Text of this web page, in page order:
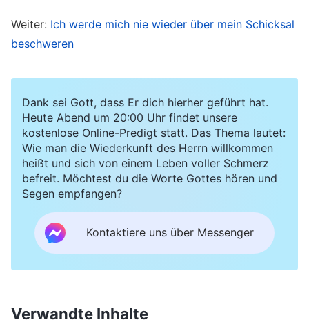
diesen Umständen loszuziehen und das
Evangelium zu predigen – sollte ich auf feindliche
Truppen stoßen, bestand die Gefahr, gefangen
genommen oder getötet zu werden. Ich hatte
wirklich Angst. Ich wandte mich suchend im
Gebetan Gott: „Was soll ich tun?“ Dann dachte
ich an Gottes Worte. „Du weißt, dass alle Dinge
in deinem Umfeld durch Meine Erlaubnis
und stell Mein Herz in dem Umfeld zufrieden,
das Ich dir gegeben habe. Fürchte dich nicht,
der Allmächtige Gottder Heerscharen wird
Weiter: Ich werde mich nie wieder über mein Schicksal
beschweren
Dank sei Gott, dass Er dich hierher geführt hat.
Heute Abend um 20:00 Uhr findet unsere
kostenlose Online-Predigt statt. Das Thema lautet:
Wie man die Wiederkunft des Herrn willkommen
heißt und sich von einem Leben voller Schmerz
befreit. Möchtest du die Worte Gottes hören und
Segen empfangen?
Kontaktiere uns über Messenger
Verwandte Inhalte